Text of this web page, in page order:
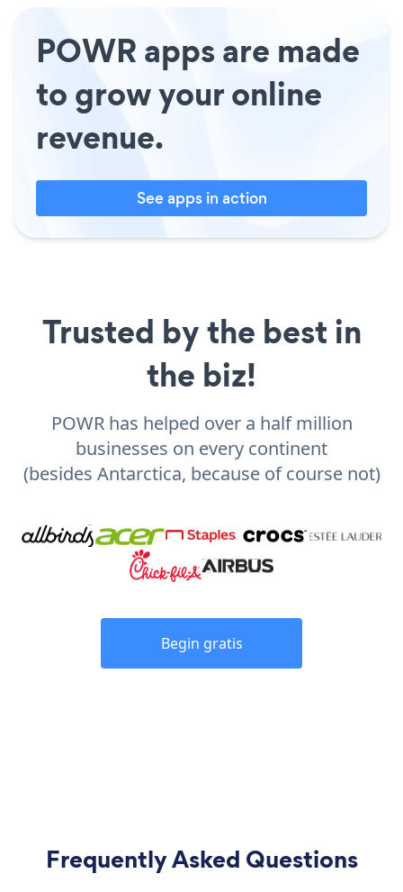
POWR apps are made
to grow your online
revenue.
See apps in action
Trusted by the best in
the biz!
POWR has helped over a half million
businesses on every continent
(besides Antarctica, because of course not)
Begin gratis
Frequently Asked Questions